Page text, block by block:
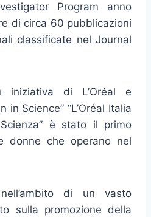
Program anno
di circa 60 pubblicazioni
classificate nel Journal
di L’Oréal e
in Science” “L’Oréal Italia
è stato il primo
donne che operano nel
di un vasto
sulla promozione della